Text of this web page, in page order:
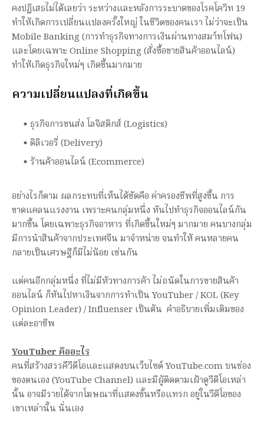
คงปฏิเสธไม่ได้เลยว่า ระหว่างและหลังการระบาดของโรคโควิท 19
ทำให้เกิดการเปลี่ยนแปลงครั้งใหญ่ ในชีวิตของคนเรา ไม่ว่าจะเป็น
Mobile Banking (การทำธุรกิจทางการเงินผ่านทางสมา์ทโฟน)
และโดยเฉพาะ Online Shopping (สั่งซื้อขายสินค้าออนไลน์)
ทำให้เกิดธุรกิจใหม่ๆ เกิดขึ้นมากมาย
ความเปลี่ยนแปลงที่เกิดขึ้น
ธุรกิจการขนส่ง โลจิสติกส์ (Logistics)
ดิลิเวอรี่ (Delivery)
ร้านค้าออนไลน์ (Ecommerce)
อย่างไรก็ตาม ผลกระทบที่เห็นได้ชัดคือ ค่าครองชีพที่สูงขึ้น การ
ขาดแคลนแรงงาน เพราะคนกลุ่มหนึ่ง หันไปทำธุรกิจออนไลน์กัน
มากขึ้น โดยเฉพาะธุรกิจอาหาร ที่เกิดขึ้นใหม่ๆ มากมาย คนบางกลุ่ม
มีการนำสินค้าจากประเทศจีน มาจำหน่าย จนทำให้ คนหลายคน
กลายเป็นเศรษฐีก็มีไม่น้อย เช่นกัน
แต่คนอีกกลุ่มหนึ่ง ที่ไม่มีหัวทางการค้า ไม่ถนัดในการขายสินค้า
ออนไลน์ ก็หันไปหาเงินจากการทำเป็น YouTuber / KOL (Key
Opinion Leader) / Influenser เป็นต้น คำอธิบายเพิ่มเติมของ
แต่ละอาชีพ
YouTuber คืออะไร
คนที่สร้างสรรคืวีดีโอและแสดงบนเว็บไซต์ YouTube.com บนช่อง
ของตนเอง (YouTube Channel) และมีผู้ติดตามเฝ้าดูวีดีโอเหล่า
นั้น อาจมีรายได้จากโฆษณาที่แสดงขั้นหรือแทรก อยู่ในวีดีโอของ
เขาเหล่านั้น นั่นเอง